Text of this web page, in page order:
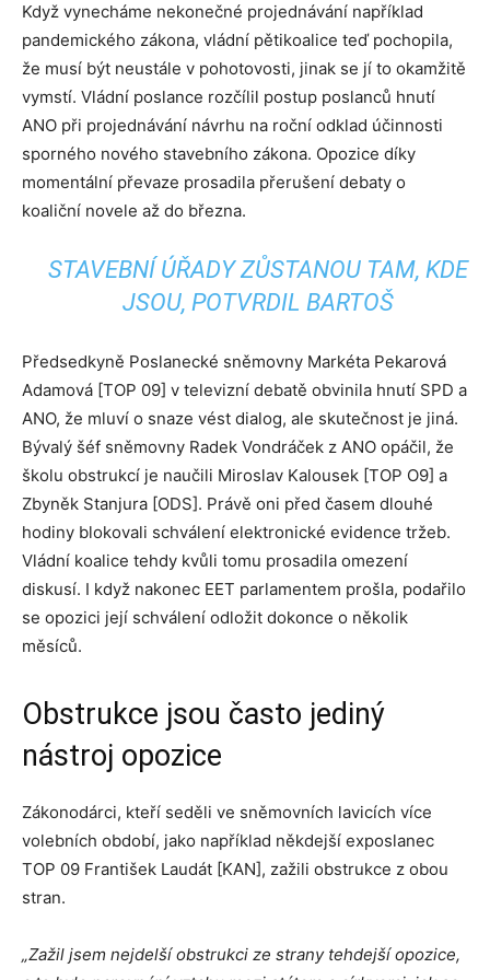
Když vynecháme nekonečné projednávání například
pandemického zákona, vládní pětikoalice teď pochopila,
že musí být neustále v pohotovosti, jinak se jí to okamžitě
vymstí. Vládní poslance rozčílil postup poslanců hnutí
ANO při projednávání návrhu na roční odklad účinnosti
sporného nového stavebního zákona. Opozice díky
momentální převaze prosadila přerušení debaty o
koaliční novele až do března.
STAVEBNÍ ÚŘADY ZŮSTANOU TAM, KDE
JSOU, POTVRDIL BARTOŠ
Předsedkyně Poslanecké sněmovny Markéta Pekarová
Adamová [TOP 09] v televizní debatě obvinila hnutí SPD a
ANO, že mluví o snaze vést dialog, ale skutečnost je jiná.
Bývalý šéf sněmovny Radek Vondráček z ANO opáčil, že
školu obstrukcí je naučili Miroslav Kalousek [TOP O9] a
Zbyněk Stanjura [ODS]. Právě oni před časem dlouhé
hodiny blokovali schválení elektronické evidence tržeb.
Vládní koalice tehdy kvůli tomu prosadila omezení
diskusí. I když nakonec EET parlamentem prošla, podařilo
se opozici její schválení odložit dokonce o několik
měsíců.
Obstrukce jsou často jediný
nástroj opozice
Zákonodárci, kteří seděli ve sněmovních lavicích více
volebních období, jako například někdejší exposlanec
TOP 09 František Laudát [KAN], zažili obstrukce z obou
stran.
„Zažil jsem nejdelší obstrukci ze strany tehdejší opozice,